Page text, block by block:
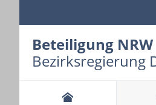
Beteiligung NRW
Bezirksregierung